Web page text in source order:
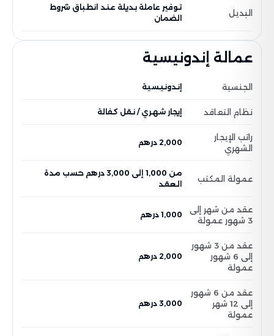
البديل
توفير عاملة بديلة عند انطباق شروط
الضمان
عمالة إندونيسية
الجنسية إندونيسية
نظام التعاقد إيجار شهري / نقل كفالة
راتب الإيجار
الشهري
2,000 درهم
عمولة المكتب
من 1,000 إلى 3,000 درهم حسب مدة
العقد
عقد من شهر إلى
3 شهور عمولة
1,000 درهم
عقد من 3 شهور
إلى 6 شهور
عمولة
2,000 درهم
عقد من 6 شهور
إلى 12 شهر
عمولة
3,000 درهم